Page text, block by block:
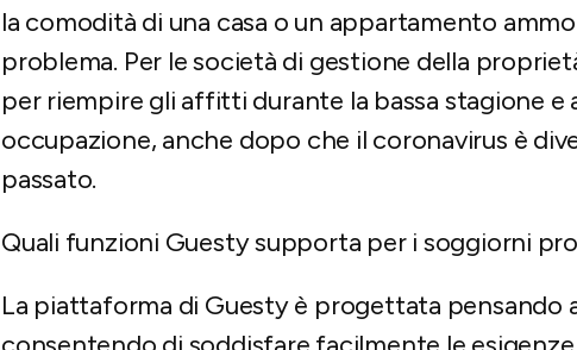
la comodità di una casa o un appartamento
problema. Per le società di gestione della
per riempire gli affitti durante la bassa stagione e
occupazione, anche dopo che il coronavirus è
passato.
Quali funzioni Guesty supporta per i soggiorni
La piattaforma di Guesty è progettata pensando